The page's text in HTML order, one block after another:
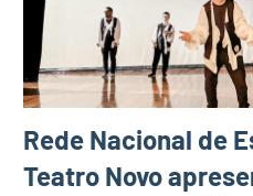
Rede Nacional de
Teatro Novo